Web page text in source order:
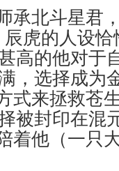
承北斗星君
辰虎的人设
高的他对于
，选择成为
式来拯救苍
被封印在混
着他（一只